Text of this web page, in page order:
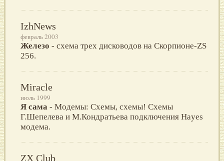
IzhNews
февраль 2003
Железо - схема трех дисководов на Скорпионе-ZS
256.
Miracle
июль 1999
Я сама - Модемы: Схемы, схемы! Схемы
Г.Шепелева и М.Кондратьева подключения Hayes
модема.
ZX Club